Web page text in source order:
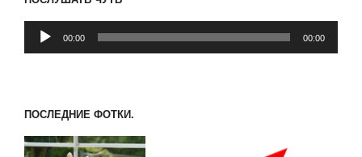
Аудиоплеер
00:00 00:00
ПОСЛЕДНИЕ ФОТКИ.